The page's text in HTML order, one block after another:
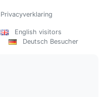
Privacyverklaring
English visitors
Deutsch Besucher